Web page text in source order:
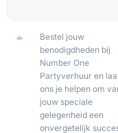
Bestel jouw
benodigdheden bij
Number One
Partyverhuur en
ons je helpen om
jouw speciale
gelegenheid een
onvergetelijk